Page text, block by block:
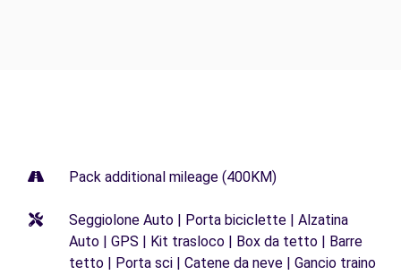
Pack additional mileage (400KM)
Seggiolone Auto | Porta biciclette | Alzatina
Auto | GPS | Kit trasloco | Box da tetto | Barre
tetto | Porta sci | Catene da neve | Gancio traino